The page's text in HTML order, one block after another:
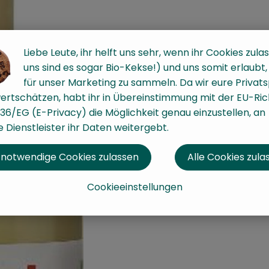
Liebe Leute, ihr helft uns sehr, wenn ihr Cookies
uns sind es sogar Bio-Kekse!) und uns somit
für unser Marketing zu sammeln. Da wir eure
habt ihr in Übereinstimmung mit der EU-
EG (E-Privacy) die Möglichkeit genau einzustellen, an
Dienstleister ihr Daten weitergebt.
Cookieeinstellungen
Cookies zulassen Alle Cookies